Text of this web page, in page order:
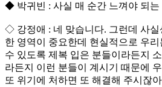
◆ 박귀빈 : 사실 매 순간 느껴야 되는
◇ 강정애 : 네 맞습니다. 그런데 사실
한 영역이 중요한데 현실적으로 우
수 있도록 제복 입은 분들이라든지
라든지 이런 분들이 계시기 때문에
또 위기에 처하면 또 해결해 주시잖